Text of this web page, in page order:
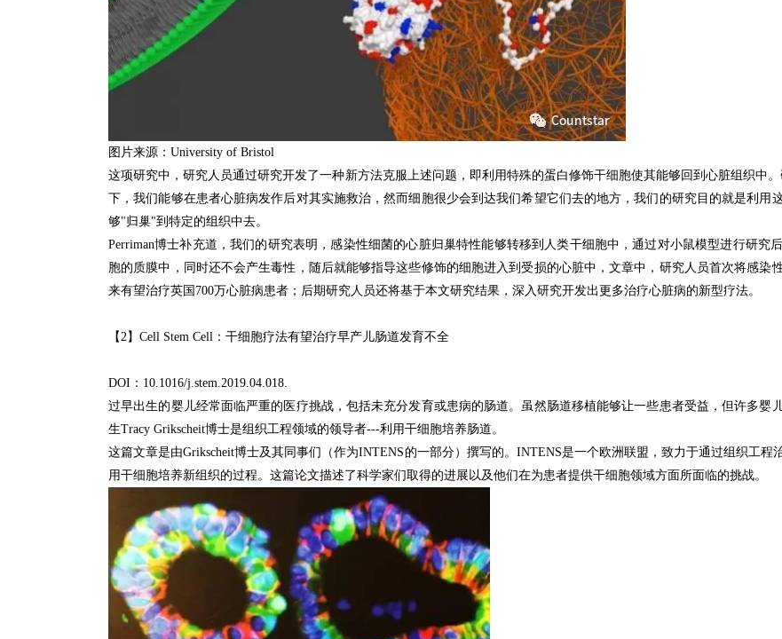
图片来源： University of Bristol
这项研究中，研究人员通过研究开发了一种新方法克服上述问题，即利用特殊的蛋白修饰干细胞使其能够回到心脏组织中。
下，我们能够在患者心脏病发作后对其实施救治，然而细胞很少会到达我们希望它们去的地方，我们的研究目的就是利用
够"归巢"到特定的组织中去。
Perriman博士补充道，我们的研究表明，感染性细菌的心脏归巢特性能够转移到人类干细胞中，通过对小鼠模型进行研究
胞的质膜中，同时还不会产生毒性，随后就能够指导这些修饰的细胞进入到受损的心脏中，文章中，研究人员首次将感染
来有望治疗英国700万心脏病患者； 后期研究人员还将基于本文研究结果，深入研究开发出更多治疗心脏病的新型疗法。
【2】Cell Stem Cell： 干细胞疗法有望治疗早产儿肠道发育不全
DOI： 10.1016/j.stem.2019.04.018.
过早出生的婴儿经常面临严重的医疗挑战，包括未充分发育或患病的肠道。 虽然肠道移植能够让一些患者受益，但许多婴
生Tracy Grikscheit博士是组织工程领域的领导者---利用干细胞培养肠道。
这篇文章是由Grikscheit博士及其同事们（作为INTENS的一部分）撰写的。 INTENS是一个欧洲联盟，致力于通过组织工程
用干细胞培养新组织的过程。 这篇论文描述了科学家们取得的进展以及他们在为患者提供干细胞领域方面所面临的挑战。